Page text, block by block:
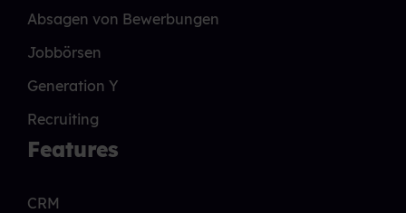
Absagen von Bewerbungen
Jobbörsen
Generation Y
Recruiting
Features
CRM